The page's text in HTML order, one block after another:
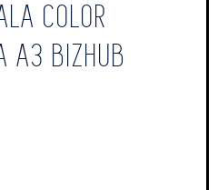
COLOR
A3 BIZHUB